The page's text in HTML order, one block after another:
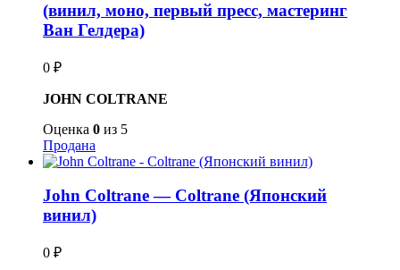
(винил, моно, первый пресс, мастеринг
Ван Гелдера)
0 ₽
JOHN COLTRANE
Оценка 0 из 5
Продана
John Coltrane — Coltrane (Японский
винил)
0 ₽